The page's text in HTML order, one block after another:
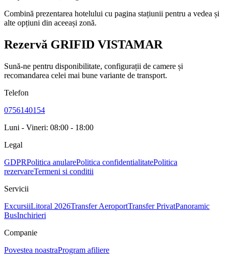
Combină prezentarea hotelului cu pagina stațiunii pentru a vedea și
alte opțiuni din aceeași zonă.
Rezervă GRIFID VISTAMAR
Sună-ne pentru disponibilitate, configurații de camere și
recomandarea celei mai bune variante de transport.
Telefon
0756140154
Luni - Vineri: 08:00 - 18:00
Legal
GDPRPolitica anularePolitica confidentialitatePolitica
rezervareTermeni si conditii
Servicii
ExcursiiLitoral 2026Transfer AeroportTransfer PrivatPanoramic
BusInchirieri
Companie
Povestea noastraProgram afiliere